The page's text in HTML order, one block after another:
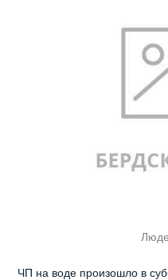
ЧП на воде произошло в